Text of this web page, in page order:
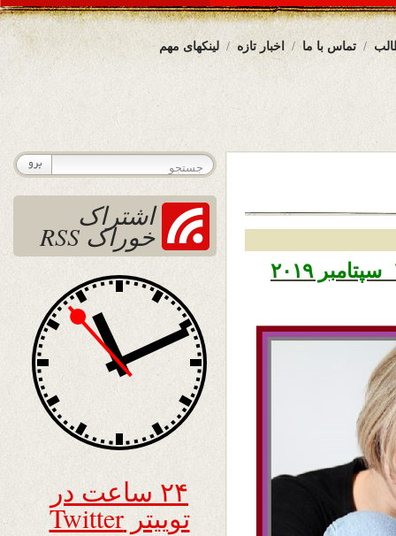
لینکهای مهم اخبار تازه تماس با ما
تاریخ نشر دوشنبه ۲۵ سنبله ۱۳۹۸ – ۱۶ سپتامبر ۲۰۱۹
اشتراک
خوراک RSS
۲۴ ساعت در
توییتر Twitter